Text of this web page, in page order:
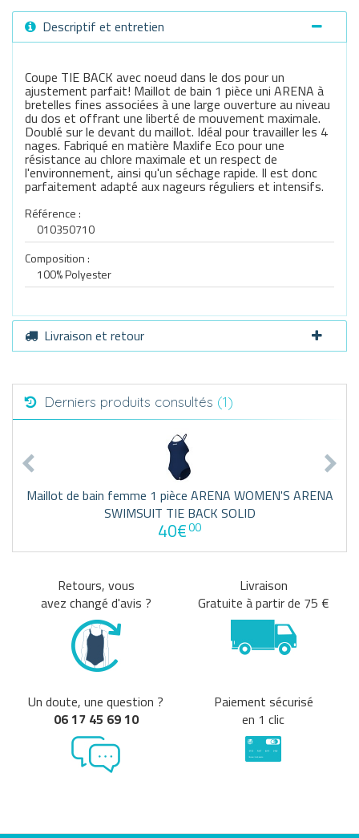
Descriptif et entretien
Coupe TIE BACK avec noeud dans le dos pour un
ajustement parfait! Maillot de bain 1 pièce uni ARENA à
bretelles fines associées à une large ouverture au niveau
du dos et offrant une liberté de mouvement maximale.
Doublé sur le devant du maillot. Idéal pour travailler les 4
nages. Fabriqué en matière Maxlife Eco pour une
résistance au chlore maximale et un respect de
l'environnement, ainsi qu'un séchage rapide. Il est donc
parfaitement adapté aux nageurs réguliers et intensifs.
Référence :
010350710
Composition :
100% Polyester
Livraison et retour
Derniers produits consultés (1)
Maillot de bain femme 1 pièce ARENA WOMEN'S ARENA
SWIMSUIT TIE BACK SOLID
40€00
Retours, vous
avez changé d'avis ?
Livraison
Gratuite à partir de 75 €
Un doute, une question ?
06 17 45 69 10
Paiement sécurisé
en 1 clic